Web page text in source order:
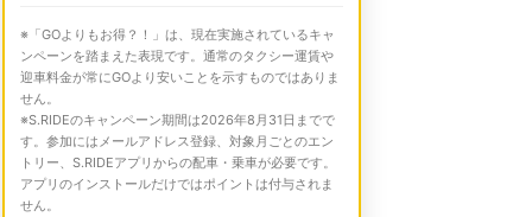
※「GOよりもお得？！」は、現在実施されているキャ
ンペーンを踏まえた表現です。通常のタクシー運賃や
迎車料金が常にGOより安いことを示すものではありま
せん。
※S.RIDEのキャンペーン期間は2026年8月31日までで
す。参加にはメールアドレス登録、対象月ごとのエン
トリー、S.RIDEアプリからの配車・乗車が必要です。
アプリのインストールだけではポイントは付与されま
せん。